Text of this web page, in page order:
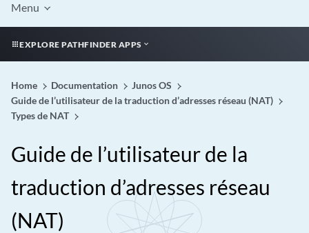
Menu
EXPLORE PATHFINDER APPS
Home Documentation
Junos OS
Guide de l’utilisateur de la traduction d’adresses réseau (NAT)
Types de NAT
Guide de l’utilisateur de la
traduction d’adresses réseau
(NAT)